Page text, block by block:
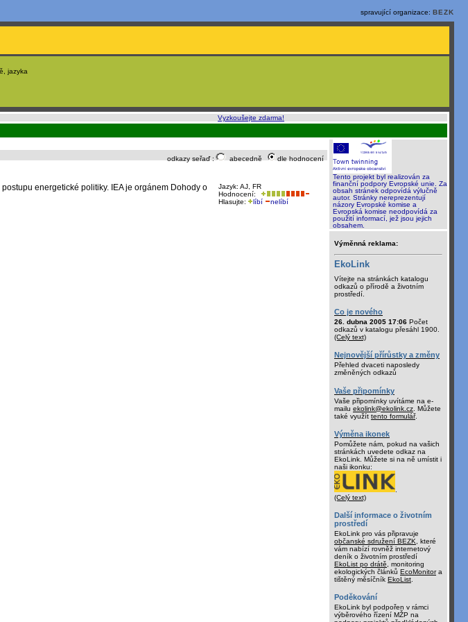
spravující organizace: BEZK
jazyka
Vyzkoušejte zdarma!
odkazy seřaď : abecedně dle hodnocení
Jazyk: AJ, FR
Hodnocení:
Hlasujte:
líbí nelíbí
energetické politiky. IEA je orgánem Dohody o
Tento projekt byl realizován za
finanční podpory Evropské unie. Za
obsah stránek odpovídá výlučně
autor. Stránky nereprezentují
názory Evropské komise a
Evropská komise neodpovídá za
použití informací, jež jsou jejich
obsahem.
Výměnná reklama:
EkoLink
Vítejte na stránkách katalogu
odkazů o přírodě a životním
prostředí.
Co je nového
26. dubna 2005 17:06 Počet
odkazů v katalogu přesáhl 1900.
(Celý text)
Nejnovější přírůstky a změny
Přehled dvaceti naposledy
změněných odkazů
Vaše připomínky
Vaše připomínky uvítáme na e-
mailu ekolink@ekolink.cz . Můžete
také využít tento formulář.
Výměna ikonek
Pomůžete nám, pokud na vašich
stránkách uvedete odkaz na
EkoLink. Můžete si na ně umístit i
naši ikonku:
(Celý text)
Další informace o životním
prostředí
EkoLink pro vás připravuje
občanské sdružení BEZK , které
vám nabízí rovněž internetový
deník o životním prostředí
EkoList po drátě , monitoring
ekologických článků EcoMonitora
tištěný měsíčník EkoList
Poděkování
EkoLink byl podpořen v rámci
výběrového řízení MŽP na